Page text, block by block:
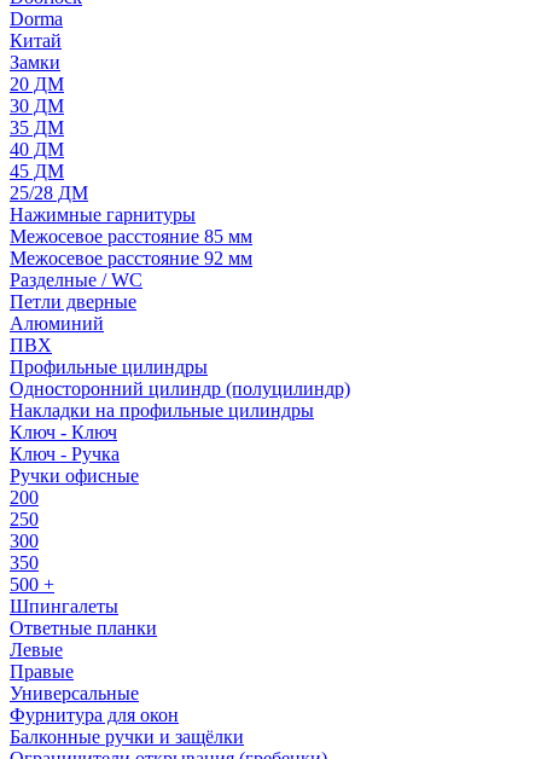
Dorma
Китай
Замки
20 ДМ
30 ДМ
35 ДМ
40 ДМ
45 ДМ
25/28 ДМ
Нажимные гарнитуры
Межосевое расстояние 85 мм
Межосевое расстояние 92 мм
Разделные / WC
Петли дверные
Алюминий
ПВХ
Профильные цилиндры
Односторонний цилиндр (полуцилиндр)
Накладки на профильные цилиндры
Ключ - Ключ
Ключ - Ручка
Ручки офисные
200
250
300
350
500 +
Шпингалеты
Ответные планки
Левые
Правые
Универсальные
Фурнитура для окон
Балконные ручки и защёлки